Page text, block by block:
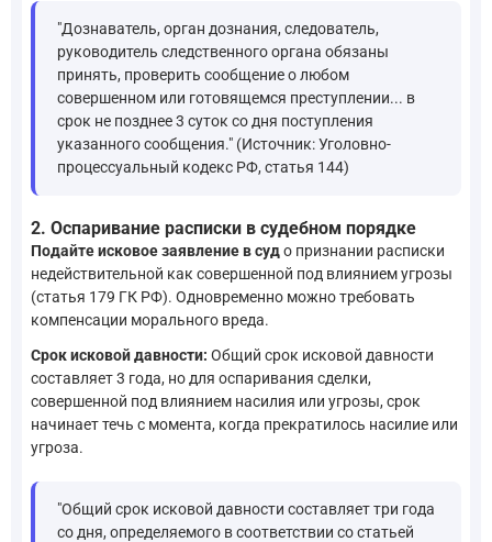
"Дознаватель, орган дознания, следователь,
руководитель следственного органа обязаны
принять, проверить сообщение о любом
совершенном или готовящемся преступлении... в
срок не позднее 3 суток со дня поступления
указанного сообщения." (Источник: Уголовно-
процессуальный кодекс РФ, статья 144)
2. Оспаривание расписки в судебном порядке
Подайте исковое заявление в судо признании расписки
недействительной как совершенной под влиянием угрозы
(статья 179 ГК РФ). Одновременно можно требовать
компенсации морального вреда.
Срок исковой давности: Общий срок исковой давности
составляет 3 года, но для оспаривания сделки,
совершенной под влиянием насилия или угрозы, срок
начинает течь с момента, когда прекратилось насилие или
угроза.
"Общий срок исковой давности составляет три года
со дня, определяемого в соответствии со статьей